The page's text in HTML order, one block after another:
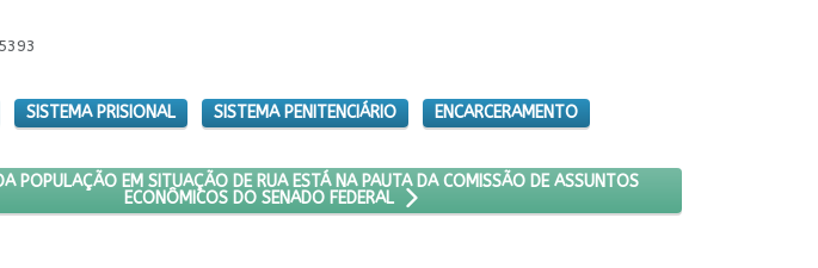
SISTEMA PRISIONAL SISTEMA PENITENCIÁRIO ENCARCERAMENTO
COM DEFICIÊNCIA
ESTATUTO DA POPULAÇÃO EM SITUAÇÃO DE RUA ESTÁ NA PAUTA DA COMISSÃO DE ASSUNTOS
POPULAÇÃO EM SITUAÇÃO DE RUA ESTÁ NA PAUTA DA COMISSÃO DE ASSUNTOS
ECONÔMICOS DO SENADO FEDERAL